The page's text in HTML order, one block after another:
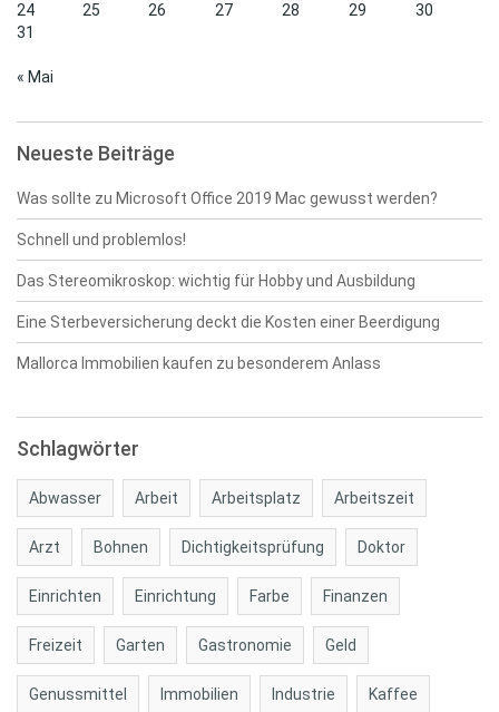
24
25 26 27 28 29
30
31
« Mai
Neueste Beiträge
Was sollte zu Microsoft Office 2019 Mac gewusst werden?
Schnell und problemlos!
Das Stereomikroskop: wichtig für Hobby und Ausbildung
Eine Sterbeversicherung deckt die Kosten einer Beerdigung
Mallorca Immobilien kaufen zu besonderem Anlass
Schlagwörter
Abwasser Arbeit Arbeitsplatz Arbeitszeit
Arzt Bohnen Dichtigkeitsprüfung Doktor
Einrichten Einrichtung Farbe Finanzen
Freizeit Garten Gastronomie Geld
Genussmittel Immobilien Industrie Kaffee